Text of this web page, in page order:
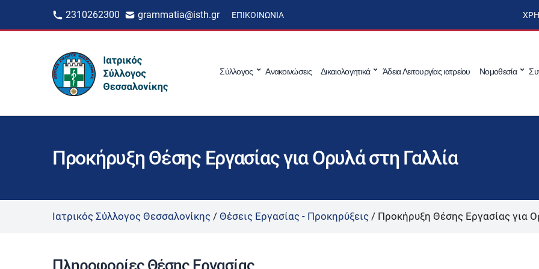
2310262300 grammatia@isth.gr ΕΠΙΚΟΙΝΩΝΊΑ
Σύλλογος Ανακοινώσεις Δικαιολογητικά Άδεια Λειτουργίας ιατρείου Νομοθεσία
Προκήρυξη Θέσης Εργασίας για Ορυλά στη Γαλλία
Ιατρικός Σύλλογος Θεσσαλονίκης / Θέσεις Εργασίας - Προκηρύξεις / Προκήρυξη Θέσης Εργασίας για
Πληροφορίες Θέσης Εργασίας